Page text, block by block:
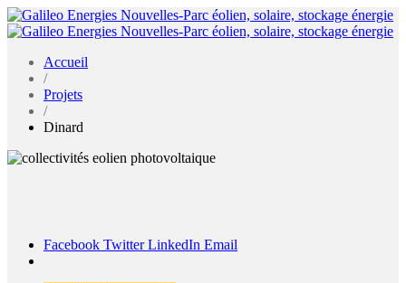
Accueil
/
Projets
/
Dinard
Facebook Twitter LinkedIn Email